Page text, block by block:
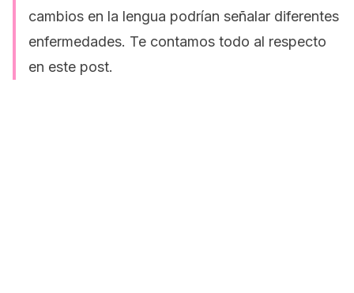
cambios en la lengua podrían señalar diferentes
enfermedades. Te contamos todo al respecto
en este post.